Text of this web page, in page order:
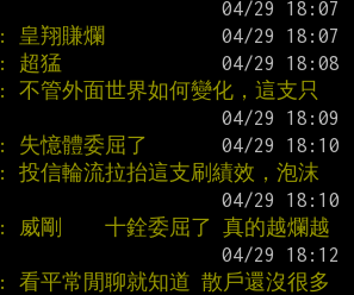
: 皇翔賺爛
: 超猛
: 不管外面世界如何變化，這支只
: 失憶體委屈了
: 投信輪流拉抬這支刷績效，泡沫
: 威剛    十銓委屈了 真的越爛越
: 看平常閒聊就知道 散戶還沒很多